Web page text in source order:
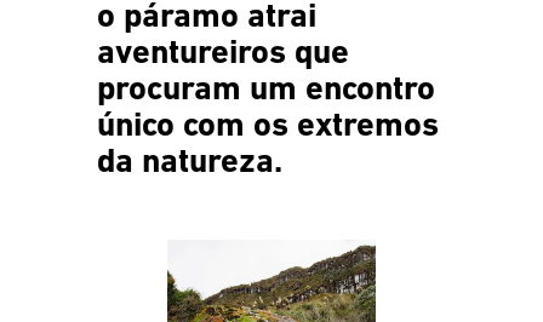
o páramo atrai
aventureiros que
procuram um encontro
único com os extremos
da natureza.